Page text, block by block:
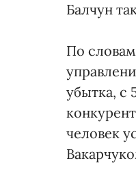
Балчун
По
убытка, с
человек